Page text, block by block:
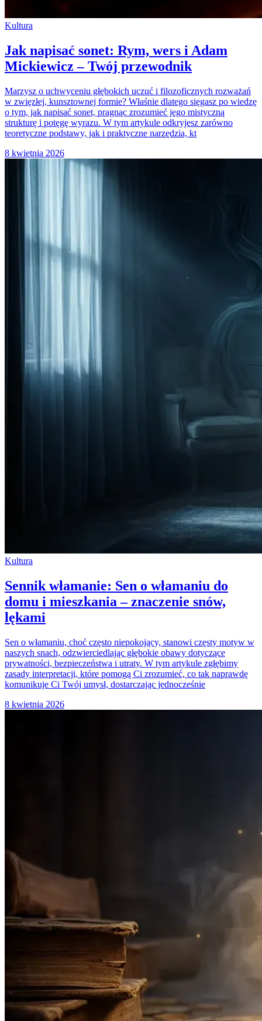
Kultura
Jak napisać sonet: Rym, wers i Adam
Mickiewicz – Twój przewodnik
Marzysz o uchwyceniu głębokich uczuć i filozoficznych rozważań
w zwięzłej, kunsztownej formie? Właśnie dlatego sięgasz po wiedzę
o tym, jak napisać sonet, pragnąc zrozumieć jego mistyczną
strukturę i potęgę wyrazu. W tym artykule odkryjesz zarówno
teoretyczne podstawy, jak i praktyczne narzędzia, kt
8 kwietnia 2026
Kultura
Sennik włamanie: Sen o włamaniu do
domu i mieszkania – znaczenie snów,
lękami
Sen o włamaniu, choć często niepokojący, stanowi częsty motyw w
naszych snach, odzwierciedlając głębokie obawy dotyczące
prywatności, bezpieczeństwa i utraty. W tym artykule zgłębimy
zasady interpretacji, które pomogą Ci zrozumieć, co tak naprawdę
komunikuje Ci Twój umysł, dostarczając jednocześnie
8 kwietnia 2026